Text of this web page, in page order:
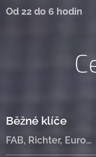
Od 22 do 6 hodin
Běžné klíče
FAB, Richter, Euro...